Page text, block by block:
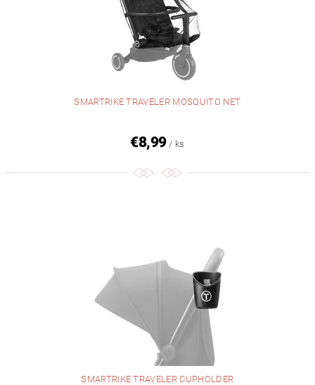
SMARTRIKE TRAVELER MOSQUITO NET
€8,99 / ks
SMARTRIKE TRAVELER CUPHOLDER